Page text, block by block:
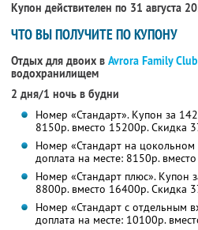
Купон действителен по 31 августа
ЧТО ВЫ ПОЛУЧИТЕ ПО КУПОНУ
Отдых для двоих в Avrora Family Club
водохранилищем
2 дня/1 ночь в будни
Номер «Стандарт». Купон за
8150р. вместо 15200р. Скидка
Номер «Стандарт на
доплата на месте: 8150р.
Номер «Стандарт плюс». Купон
8800р. вместо 16400р. Скидка
Номер «Стандарт с отдельным
доплата на месте: 10100р.